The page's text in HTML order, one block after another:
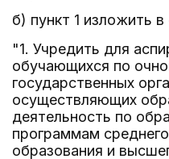
б) пункт 1 изложить
"1. Учредить для
обучающихся по
государственных
осуществляющих
деятельность по
программам
образования и